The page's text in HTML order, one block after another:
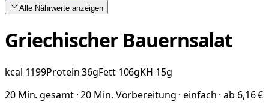
Alle Nährwerte anzeigen
Griechischer Bauernsalat
kcal 1199Protein36gFett 106gKH 15g
20 Min. gesamt · 20 Min. Vorbereitung · einfach · ab 6,16 €